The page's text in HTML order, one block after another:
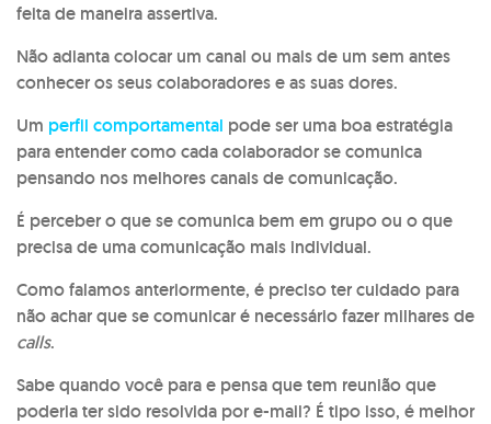
feita de maneira assertiva.
Não adianta colocar um canal ou mais de um sem antes
conhecer os seus colaboradores e as suas dores.
Um perfil comportamental pode ser uma boa estratégia
para entender como cada colaborador se comunica
pensando nos melhores canais de comunicação.
É perceber o que se comunica bem em grupo ou o que
precisa de uma comunicação mais individual.
Como falamos anteriormente, é preciso ter cuidado para
não achar que se comunicar é necessário fazer milhares de
calls.
Sabe quando você para e pensa que tem reunião que
poderia ter sido resolvida por e-mail? É tipo isso, é melhor